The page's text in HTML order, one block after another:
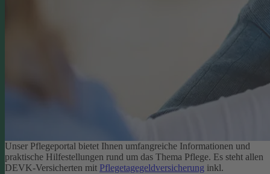
Unser Pflegeportal bietet Ihnen umfangreiche Informationen und
praktische Hilfestellungen rund um das Thema Pflege. Es steht allen
DEVK-Versicherten mit Pflegetagegeldversicherung inkl.